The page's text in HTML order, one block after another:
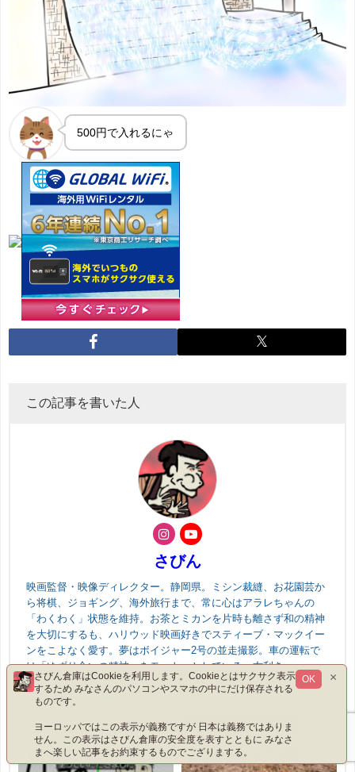
500円で入れるにゃ
この記事を書いた人
さびん
映画監督・映像ディレクター。静岡県。ミシン裁縫、お花園芸か
ら将棋、ジョギング、海外旅行まで、常に心はアラレちゃんの
「わくわく」状態を維持。お茶とミカンを片時も離さず和の精神
を大切にするも、ハリウッド映画好きでスティーブ・マックイー
ンをこよなく愛す。夢はボイジャー2号の並走撮影。車の運転で
は「ゆずり合いの精神」をモットーとしている。右利き。
最近書いた記事
さびん倉庫はCookieを利用します。Cookieとはサクサク表示
するため みなさんのパソコンやスマホの中にだけ保存される
ものです。
ヨーロッパではこの表示が義務ですが 日本は義務ではありま
せん。この表示はさびん倉庫の安全度を表すとともに みなさ
まへ楽しい記事をお約束するものでござりまする。
OK ×